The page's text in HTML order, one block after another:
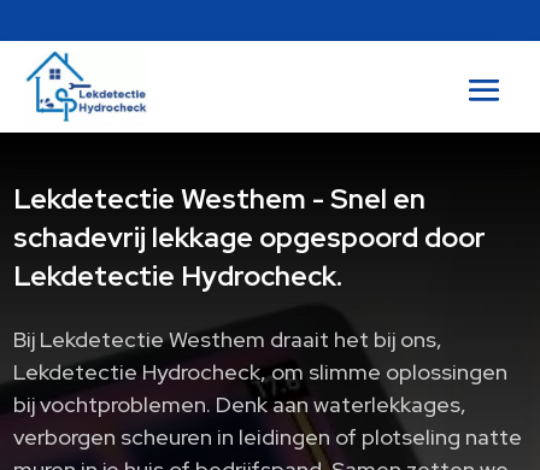
Lekdetectie Westhem - Snel en
schadevrij lekkage opgespoord door
Lekdetectie Hydrocheck.
Bij Lekdetectie Westhem draait het bij ons,
Lekdetectie Hydrocheck, om slimme oplossingen
bij vochtproblemen.​ Denk aan waterlekkages,
verborgen scheuren in leidingen of plotseling natte